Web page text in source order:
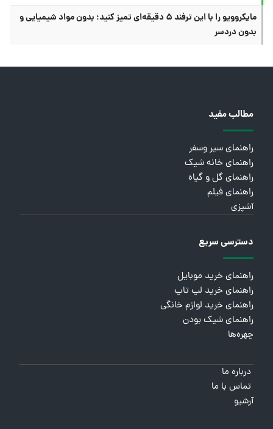
مایکروویو را با این ترفند ۵ دقیقه‌ای تمیز کنید؛ بدون مواد شیمیایی و
بدون دردسر
مطالب مفید
راهنمای سیر وسفر
راهنمای خانه شیک
راهنمای گل و گیاه
راهنمای فیلم
آشپزی
دسترسی سریع
راهنمای خرید موبایل
راهنمای خرید لپ تاپ
راهنمای خرید لوازم خانگی
راهنمای شیک بودن
چهره‌ها
درباره ما
تماس با ما
آرشیو